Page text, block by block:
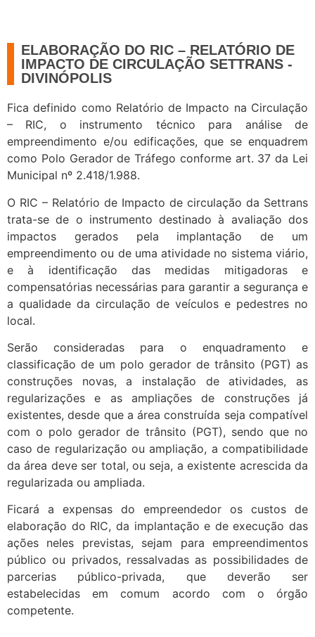
ELABORAÇÃO DO RIC – RELATÓRIO DE
IMPACTO DE CIRCULAÇÃO SETTRANS -
DIVINÓPOLIS
Fica definido como Relatório de Impacto na Circulação
– RIC, o instrumento técnico para análise de
empreendimento e/ou edificações, que se enquadrem
como Polo Gerador de Tráfego conforme art. 37 da Lei
Municipal nº 2.418/1.988.
O RIC – Relatório de Impacto de circulação da Settrans
trata-se de o instrumento destinado à avaliação dos
impactos gerados pela implantação de um
empreendimento ou de uma atividade no sistema viário,
e à identificação das medidas mitigadoras e
compensatórias necessárias para garantir a segurança e
a qualidade da circulação de veículos e pedestres no
local.
Serão consideradas para o enquadramento e
classificação de um polo gerador de trânsito (PGT) as
construções novas, a instalação de atividades, as
regularizações e as ampliações de construções já
existentes, desde que a área construída seja compatível
com o polo gerador de trânsito (PGT), sendo que no
caso de regularização ou ampliação, a compatibilidade
da área deve ser total, ou seja, a existente acrescida da
regularizada ou ampliada.
Ficará a expensas do empreendedor os custos de
elaboração do RIC, da implantação e de execução das
ações neles previstas, sejam para empreendimentos
público ou privados, ressalvadas as possibilidades de
parcerias público-privada, que deverão ser
estabelecidas em comum acordo com o órgão
competente.